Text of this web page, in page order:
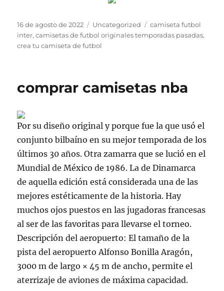
Publicado
el
16 de agosto de 2022 Categorías
Uncategorized Etiquetas
camiseta futbol
inter,camisetas de futbol originales temporadas pasadas,
crea tu camiseta de futbol
comprar camisetas nba
Por su diseño original y porque fue la que usó el
conjunto bilbaíno en su mejor temporada de los
últimos 30 años. Otra zamarra que se lució en el
Mundial de México de 1986. La de Dinamarca
de aquella edición está considerada una de las
mejores estéticamente de la historia. Hay
muchos ojos puestos en las jugadoras francesas
al ser de las favoritas para llevarse el torneo.
Descripción del aeropuerto: El tamaño de la
pista del aeropuerto Alfonso Bonilla Aragón,
3000 m de largo × 45 m de ancho, permite el
aterrizaje de aviones de máxima capacidad.